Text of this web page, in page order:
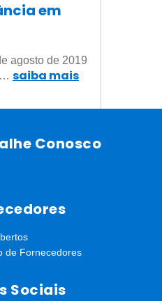
em
agosto de 2019
saiba mais
Conosco
de Fornecedores
Sociais